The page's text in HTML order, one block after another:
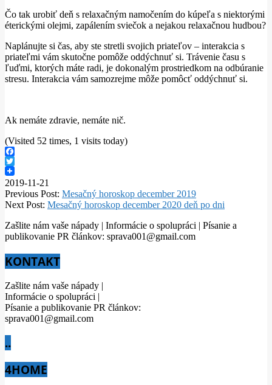
Čo tak urobiť deň s relaxačným namočením do kúpeľa s niektorými
éterickými olejmi, zapálením sviečok a nejakou relaxačnou hudbou?
Naplánujte si čas, aby ste stretli svojich priateľov – interakcia s
priateľmi vám skutočne pomôže oddýchnuť si. Trávenie času s
ľuďmi, ktorých máte radi, je dokonalým prostriedkom na odbúranie
stresu. Interakcia vám samozrejme môže pomôcť oddýchnuť si.
Ak nemáte zdravie, nemáte nič.
(Visited 52 times, 1 visits today)
Facebook
Twitter
2019-11-21
Previous Post: Mesačný horoskop december 2019
Next Post: Mesačný horoskop december 2020 deň po dni
Zašlite nám vaše nápady | Informácie o spolupráci | Písanie a
publikovanie PR článkov: sprava001@gmail.com
KONTAKT
Zašlite nám vaše nápady |
Informácie o spolupráci |
Písanie a publikovanie PR článkov:
sprava001@gmail.com
..
4HOME